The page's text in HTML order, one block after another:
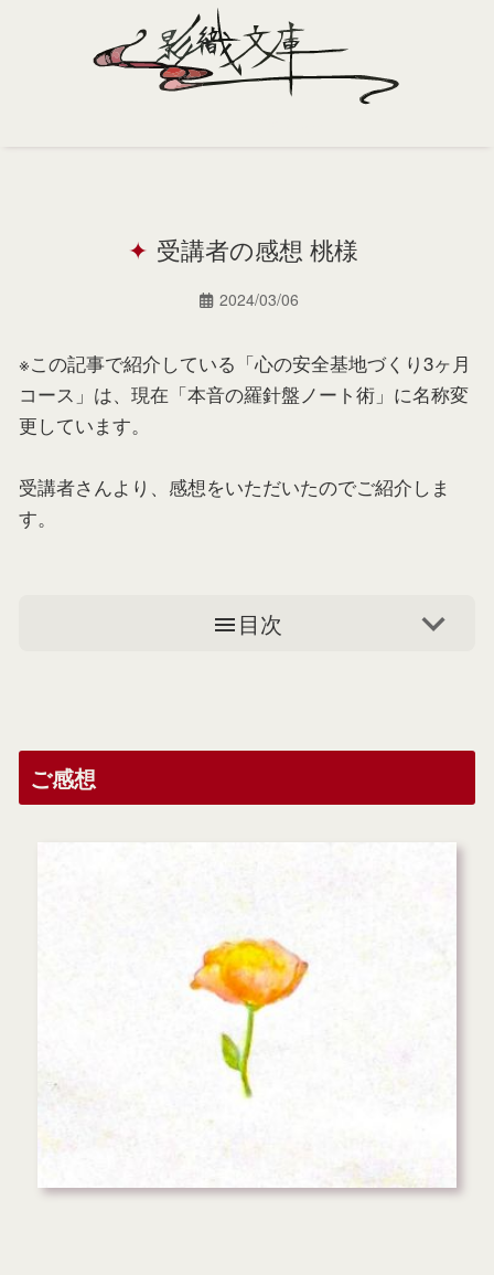
Portfolio 受講者の感想 桃様
2024/03/06
※この記事で紹介している「心の安全基地づくり3ヶ月
コース」は、現在「本音の羅針盤ノート術」に名称変
更しています。
受講者さんより、感想をいただいたのでご紹介しま
す。
目次
ご感想